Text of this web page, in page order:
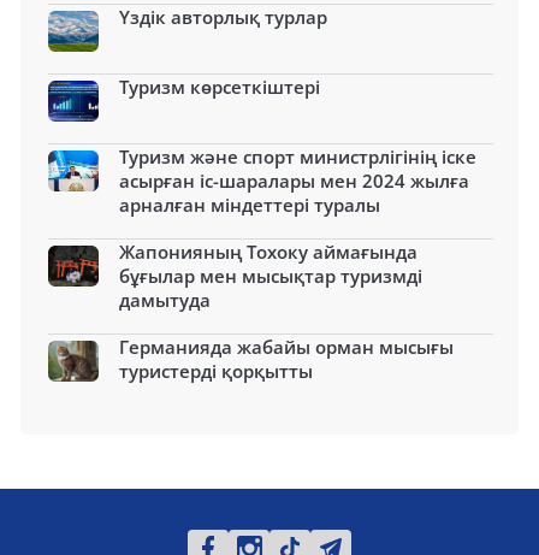
Үздік авторлық турлар
Туризм көрсеткіштері
Туризм және спорт министрлігінің іске
асырған іс-шаралары мен 2024 жылға
арналған міндеттері туралы
Жапонияның Тохоку аймағында
бұғылар мен мысықтар туризмді
дамытуда
Германияда жабайы орман мысығы
туристерді қорқытты